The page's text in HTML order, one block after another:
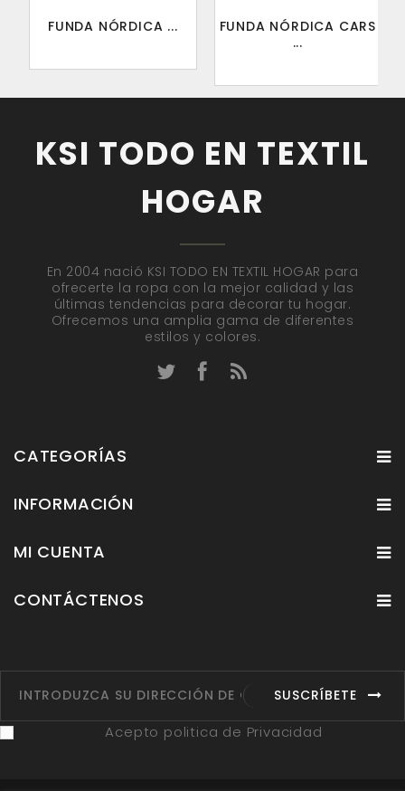
FUNDA NÓRDICA ...
FUNDA NÓRDICA CARS
...
KSI TODO EN TEXTIL
HOGAR
En 2004 nació KSI TODO EN TEXTIL HOGAR para
ofrecerte la ropa con la mejor calidad y las
últimas tendencias para decorar tu hogar.
Ofrecemos una amplia gama de diferentes
estilos y colores.
CATEGORÍAS
INFORMACIÓN
MI CUENTA
CONTÁCTENOS
SUSCRÍBETE
Acepto politica de Privacidad